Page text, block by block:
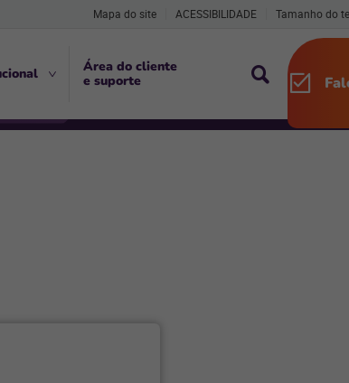
Mapa do site ACESSIBILIDADE Tamanho do
Área do cliente
e suporte